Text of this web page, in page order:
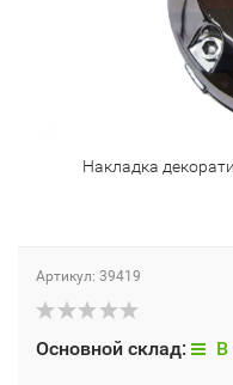
Накладка
Артикул: 39419
Основной склад: В